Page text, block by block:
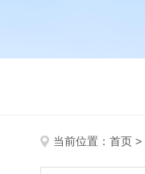
当前位置： 首页 >